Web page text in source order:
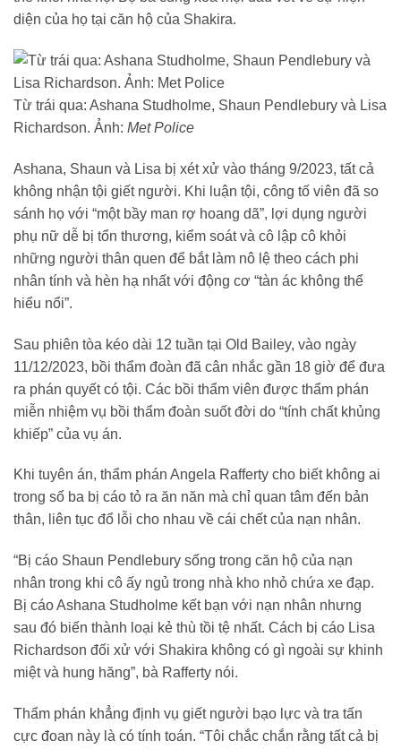
diện của họ tại căn hộ của Shakira.
Từ trái qua: Ashana Studholme, Shaun Pendlebury và Lisa
Richardson. Ảnh: Met Police
Ashana, Shaun và Lisa bị xét xử vào tháng 9/2023, tất cả
không nhận tội giết người. Khi luận tội, công tố viên đã so
sánh họ với “một bầy man rợ hoang dã”, lợi dụng người
phụ nữ dễ bị tổn thương, kiểm soát và cô lập cô khỏi
những người thân quen để bắt làm nô lệ theo cách phi
nhân tính và hèn hạ nhất với động cơ “tàn ác không thể
hiểu nổi”.
Sau phiên tòa kéo dài 12 tuần tại Old Bailey, vào ngày
11/12/2023, bồi thẩm đoàn đã cân nhắc gần 18 giờ để đưa
ra phán quyết có tội. Các bồi thẩm viên được thẩm phán
miễn nhiệm vụ bồi thẩm đoàn suốt đời do “tính chất khủng
khiếp” của vụ án.
Khi tuyên án, thẩm phán Angela Rafferty cho biết không ai
trong số ba bị cáo tỏ ra ăn năn mà chỉ quan tâm đến bản
thân, liên tục đổ lỗi cho nhau về cái chết của nạn nhân.
“Bị cáo Shaun Pendlebury sống trong căn hộ của nạn
nhân trong khi cô ấy ngủ trong nhà kho nhỏ chứa xe đạp.
Bị cáo Ashana Studholme kết bạn với nạn nhân nhưng
sau đó biến thành loại kẻ thù tồi tệ nhất. Cách bị cáo Lisa
Richardson đối xử với Shakira không có gì ngoài sự khinh
miệt và hung hăng”, bà Rafferty nói.
Thẩm phán khẳng định vụ giết người bạo lực và tra tấn
cực đoan này là có tính toán. “Tôi chắc chắn rằng tất cả bị